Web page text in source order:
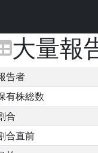
大量報
告者
有株総数
合
合直前